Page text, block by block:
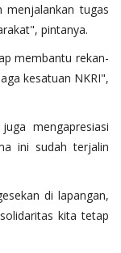
menjalankan tugas
pintanya.
membantu rekan-
kesatuan NKRI",
mengapresiasi
ini sudah terjalin
di lapangan,
kita tetap